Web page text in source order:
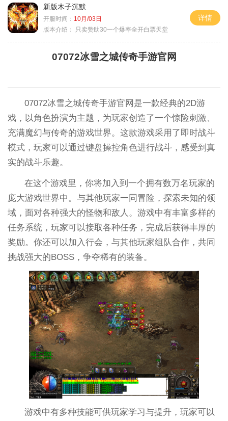
新版木子沉默
开服时间： 10月/03日
版本介绍：
只卖赞助30一个爆率全开白票天堂
详情
07072冰雪之城传奇手游官网
07072冰雪之城传奇手游官网是一款经典的2D游
戏，以角色扮演为主题，为玩家创造了一个惊险刺激、
充满魔幻与传奇的游戏世界。这款游戏采用了即时战斗
模式，玩家可以通过键盘操控角色进行战斗，感受到真
实的战斗乐趣。
在这个游戏里，你将加入到一个拥有数万名玩家的
庞大游戏世界中。与其他玩家一同冒险，探索未知的领
域，面对各种强大的怪物和敌人。游戏中有丰富多样的
任务系统，玩家可以接取各种任务，完成后获得丰厚的
奖励。你还可以加入行会，与其他玩家组队合作，共同
挑战强大的BOSS，争夺稀有的装备。
游戏中有多种技能可供玩家学习与提升，玩家可以